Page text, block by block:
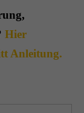
Hier
Anleitung.